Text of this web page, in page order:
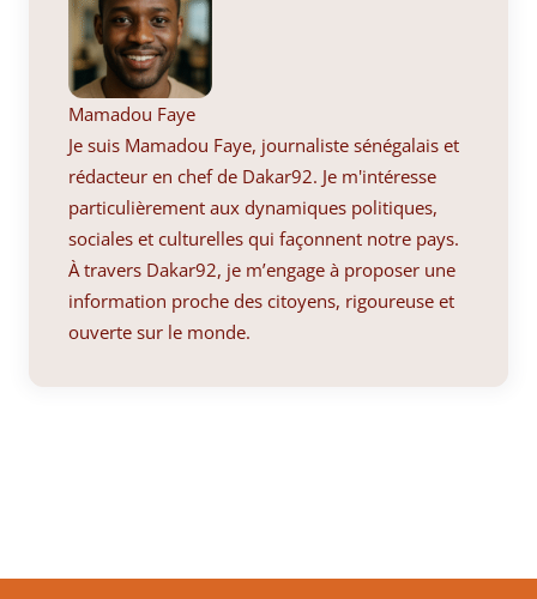
Mamadou Faye
Je suis Mamadou Faye, journaliste sénégalais et
rédacteur en chef de Dakar92. Je m'intéresse
particulièrement aux dynamiques politiques,
sociales et culturelles qui façonnent notre pays.
À travers Dakar92, je m’engage à proposer une
information proche des citoyens, rigoureuse et
ouverte sur le monde.